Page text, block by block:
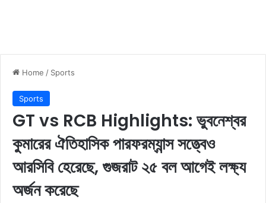
Home / Sports
Sports
GT vs RCB Highlights: ভুবনেশ্বর
কুমারের ঐতিহাসিক পারফরম্যান্স সত্ত্বেও
আরসিবি হেরেছে, গুজরাট ২৫ বল আগেই লক্ষ্য
অর্জন করেছে